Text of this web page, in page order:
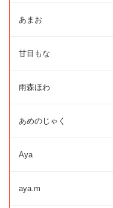
あまお
甘目もな
雨森ほわ
あめのじゃく
Aya
aya.m